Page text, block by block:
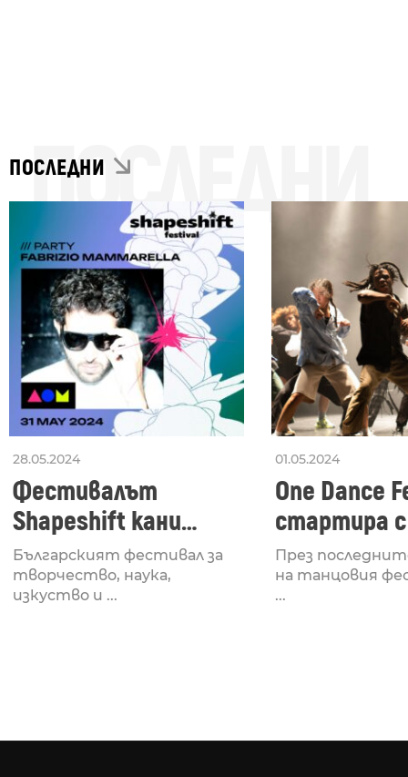
ПОСЛЕДНИ
ПОСЛЕДНИ
28.05.2024
Фестивалът
Shapeshift кани
Fabrizio Mammarella
за откриването си
Българският фестивал за
творчество, наука,
изкуство и ...
01.05.2024
One Dance
стартира
Lucid,
рейв
През
на танцовия
...